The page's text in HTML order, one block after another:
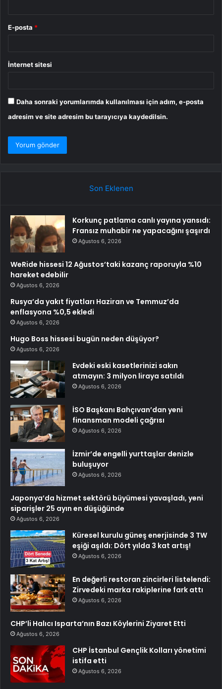
E-posta *
İnternet sitesi
Daha sonraki yorumlarımda kullanılması için adım, e-posta
adresim ve site adresim bu tarayıcıya kaydedilsin.
Son Eklenen
Korkunç patlama canlı yayına yansıdı:
Fransız muhabir ne yapacağını şaşırdı
Ağustos 6, 2026
WeRide hissesi 12 Ağustos’taki kazanç raporuyla %10
hareket edebilir
Ağustos 6, 2026
Rusya’da yakıt fiyatları Haziran ve Temmuz’da
enflasyona %0,5 ekledi
Ağustos 6, 2026
Hugo Boss hissesi bugün neden düşüyor?
Ağustos 6, 2026
Evdeki eski kasetlerinizi sakın
atmayın: 3 milyon liraya satıldı
Ağustos 6, 2026
İSO Başkanı Bahçıvan’dan yeni
finansman modeli çağrısı
Ağustos 6, 2026
İzmir’de engelli yurttaşlar denizle
buluşuyor
Ağustos 6, 2026
Japonya’da hizmet sektörü büyümesi yavaşladı, yeni
siparişler 25 ayın en düşüğünde
Ağustos 6, 2026
Küresel kurulu güneş enerjisinde 3 TW
eşiği aşıldı: Dört yılda 3 kat artış!
Ağustos 6, 2026
En değerli restoran zincirleri listelendi:
Zirvedeki marka rakiplerine fark attı
Ağustos 6, 2026
CHP’li Halıcı Isparta’nın Bazı Köylerini Ziyaret Etti
Ağustos 6, 2026
CHP İstanbul Gençlik Kolları yönetimi
istifa etti
Ağustos 6, 2026